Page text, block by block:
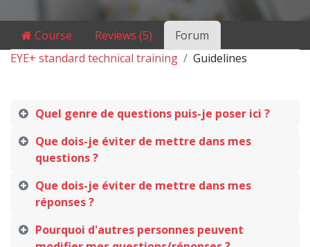
Course Reviews (5)
Forum
EYE+ standard technical training
Guidelines
Quel genre de questions puis-je poser ici ?
Que dois-je éviter de mettre dans mes
questions ?
Que dois-je éviter de mettre dans mes
réponses ?
Pourquoi d'autres personnes peuvent